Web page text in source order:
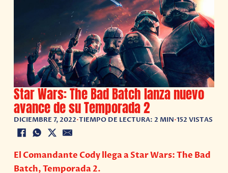
Star Wars: The Bad Batch lanza nuevo
avance de su Temporada 2
DICIEMBRE 7, 2022•TIEMPO DE LECTURA: 2 MIN•152 VISTAS
El Comandante Cody llega a Star Wars: The Bad
Batch, Temporada 2.